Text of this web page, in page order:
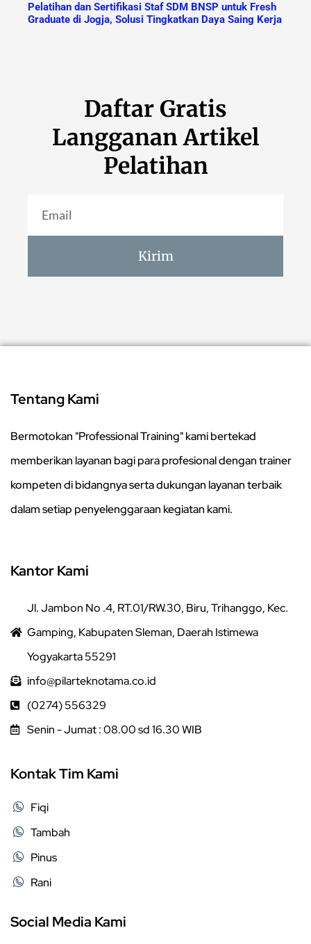
Pelatihan dan Sertifikasi Staf SDM BNSP untuk Fresh
Graduate di Jogja, Solusi Tingkatkan Daya Saing Kerja
Daftar Gratis
Langganan Artikel
Pelatihan
Kirim
Tentang Kami
Bermotokan "Professional Training" kami bertekad
memberikan layanan bagi para profesional dengan trainer
kompeten di bidangnya serta dukungan layanan terbaik
dalam setiap penyelenggaraan kegiatan kami.
Kantor Kami
Jl. Jambon No .4, RT.01/RW.30, Biru, Trihanggo, Kec.
Gamping, Kabupaten Sleman, Daerah Istimewa
Yogyakarta 55291
info@pilarteknotama.co.id
(0274) 556329
Senin - Jumat : 08.00 sd 16.30 WIB
Kontak Tim Kami
Fiqi
Tambah
Pinus
Rani
Social Media Kami